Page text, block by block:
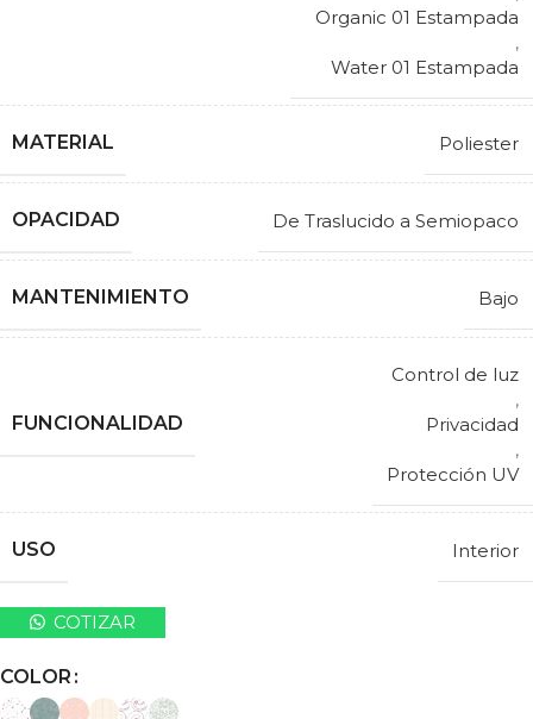
Organic 01 Estampada
,
Water 01 Estampada
MATERIAL Poliester
OPACIDAD De Traslucido a Semiopaco
MANTENIMIENTO Bajo
FUNCIONALIDAD
Control de luz
,
Privacidad
,
Protección UV
USO Interior
COTIZAR
COLOR